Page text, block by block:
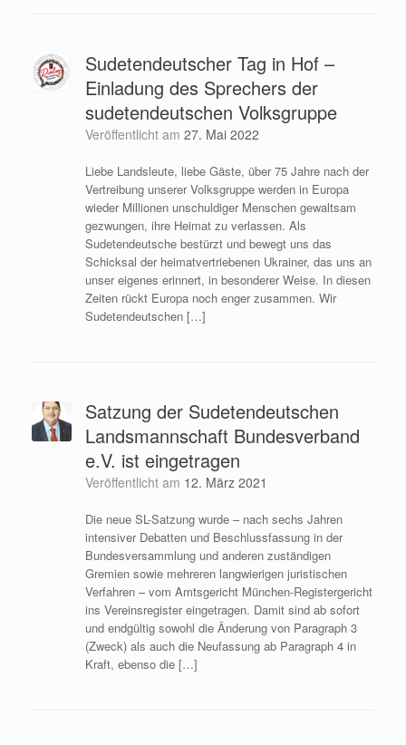
Sudetendeutscher Tag in Hof –
Einladung des Sprechers der
sudetendeutschen Volksgruppe
Veröffentlicht am 27. Mai 2022
Liebe Landsleute, liebe Gäste, über 75 Jahre nach der
Vertreibung unserer Volksgruppe werden in Europa
wieder Millionen unschuldiger Menschen gewaltsam
gezwungen, ihre Heimat zu verlassen. Als
Sudetendeutsche bestürzt und bewegt uns das
Schicksal der heimatvertriebenen Ukrainer, das uns an
unser eigenes erinnert, in besonderer Weise. In diesen
Zeiten rückt Europa noch enger zusammen. Wir
Sudetendeutschen […]
Satzung der Sudetendeutschen
Landsmannschaft Bundesverband
e.V. ist eingetragen
Veröffentlicht am 12. März 2021
Die neue SL-Satzung wurde – nach sechs Jahren
intensiver Debatten und Beschlussfassung in der
Bundesversammlung und anderen zuständigen
Gremien sowie mehreren langwierigen juristischen
Verfahren – vom Amtsgericht München-Registergericht
ins Vereinsregister eingetragen. Damit sind ab sofort
und endgültig sowohl die Änderung von Paragraph 3
(Zweck) als auch die Neufassung ab Paragraph 4 in
Kraft, ebenso die […]